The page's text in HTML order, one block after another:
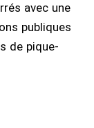
avec une
publiques
de pique-